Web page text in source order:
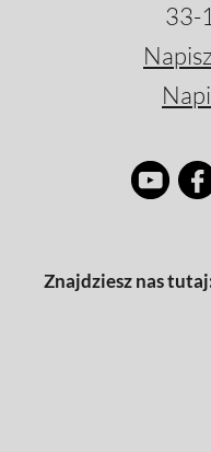
33-
Znajdziesz nas